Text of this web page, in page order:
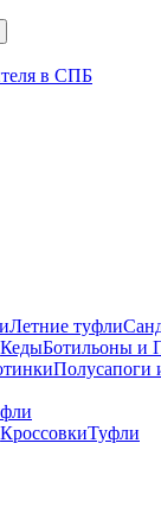
в СПБ
Летние туфли
КедыБотильоны и
Полусапоги
КроссовкиТуфли